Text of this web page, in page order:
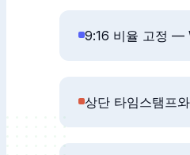
9:16 비율 고정 —
상단 타임스탬프